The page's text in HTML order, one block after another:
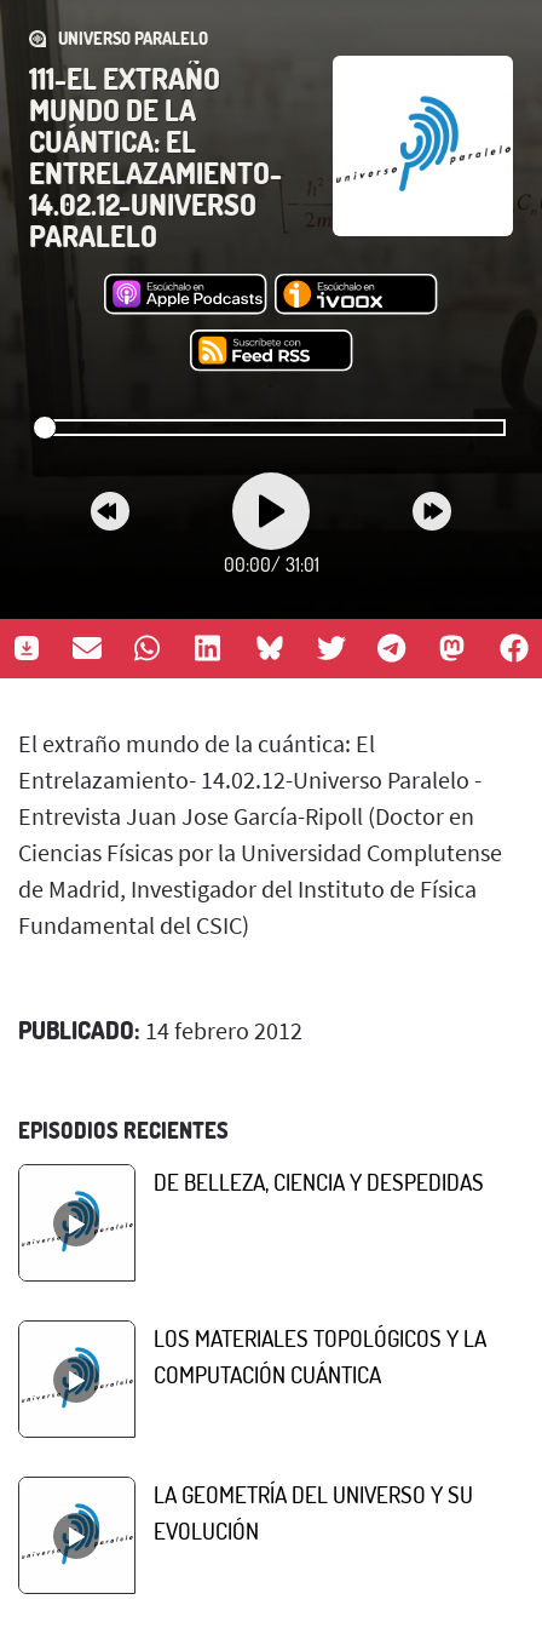
UNIVERSO PARALELO
111-EL EXTRAÑO
MUNDO DE LA
CUÁNTICA: EL
ENTRELAZAMIENTO-
14.02.12-UNIVERSO
PARALELO
00:00/ 31:01
El extraño mundo de la cuántica: El
Entrelazamiento- 14.02.12-Universo Paralelo -
Entrevista Juan Jose García-Ripoll (Doctor en
Ciencias Físicas por la Universidad Complutense
de Madrid, Investigador del Instituto de Física
Fundamental del CSIC)
PUBLICADO: 14 febrero 2012
EPISODIOS RECIENTES
DE BELLEZA, CIENCIA Y DESPEDIDAS
LOS MATERIALES TOPOLÓGICOS Y LA
COMPUTACIÓN CUÁNTICA
LA GEOMETRÍA DEL UNIVERSO Y SU
EVOLUCIÓN